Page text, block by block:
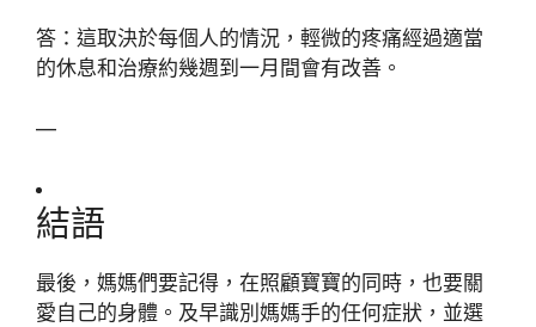
答：這取決於每個人的情況，輕微的疼痛經過適當
的休息和治療約幾週到一月間會有改善。
—
結語
最後，媽媽們要記得，在照顧寶寶的同時，也要關
愛自己的身體。及早識別媽媽手的任何症狀，並選